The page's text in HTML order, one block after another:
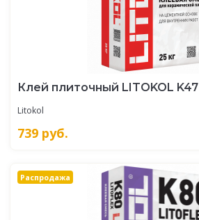
Клей плиточный LITOKOL K47
Litokol
739 руб.
Распродажа